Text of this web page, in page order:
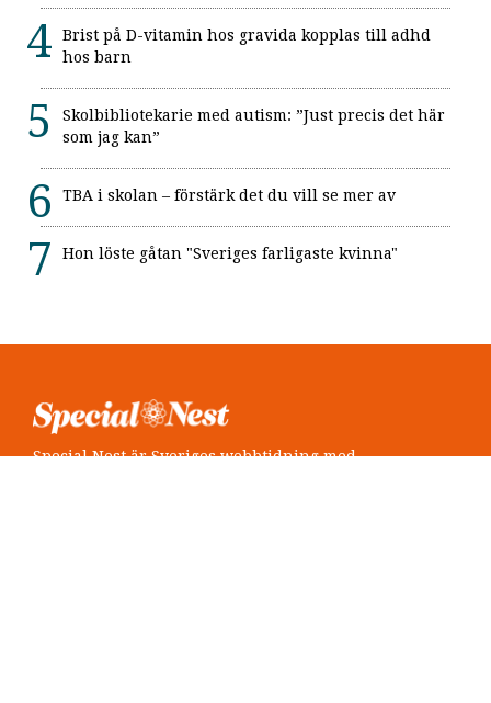
Brist på D-vitamin hos gravida kopplas till adhd
hos barn
Skolbibliotekarie med autism: ”Just precis det här
som jag kan”
TBA i skolan – förstärk det du vill se mer av
Hon löste gåtan "Sveriges farligaste kvinna"
Special Nest är Sveriges webbtidning med